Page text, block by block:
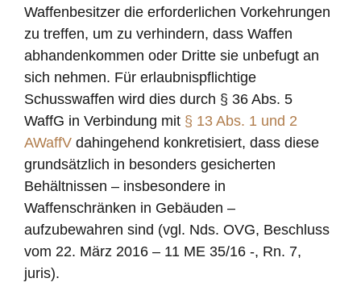
Waffenbesitzer die erforderlichen Vorkehrungen
zu treffen, um zu verhindern, dass Waffen
abhandenkommen oder Dritte sie unbefugt an
sich nehmen. Für erlaubnispflichtige
Schusswaffen wird dies durch § 36 Abs. 5
WaffG in Verbindung mit § 13 Abs. 1 und 2
AWaffV dahingehend konkretisiert, dass diese
grundsätzlich in besonders gesicherten
Behältnissen – insbesondere in
Waffenschränken in Gebäuden –
aufzubewahren sind (vgl. Nds. OVG, Beschluss
vom 22. März 2016 – 11 ME 35/16 -, Rn. 7,
juris).